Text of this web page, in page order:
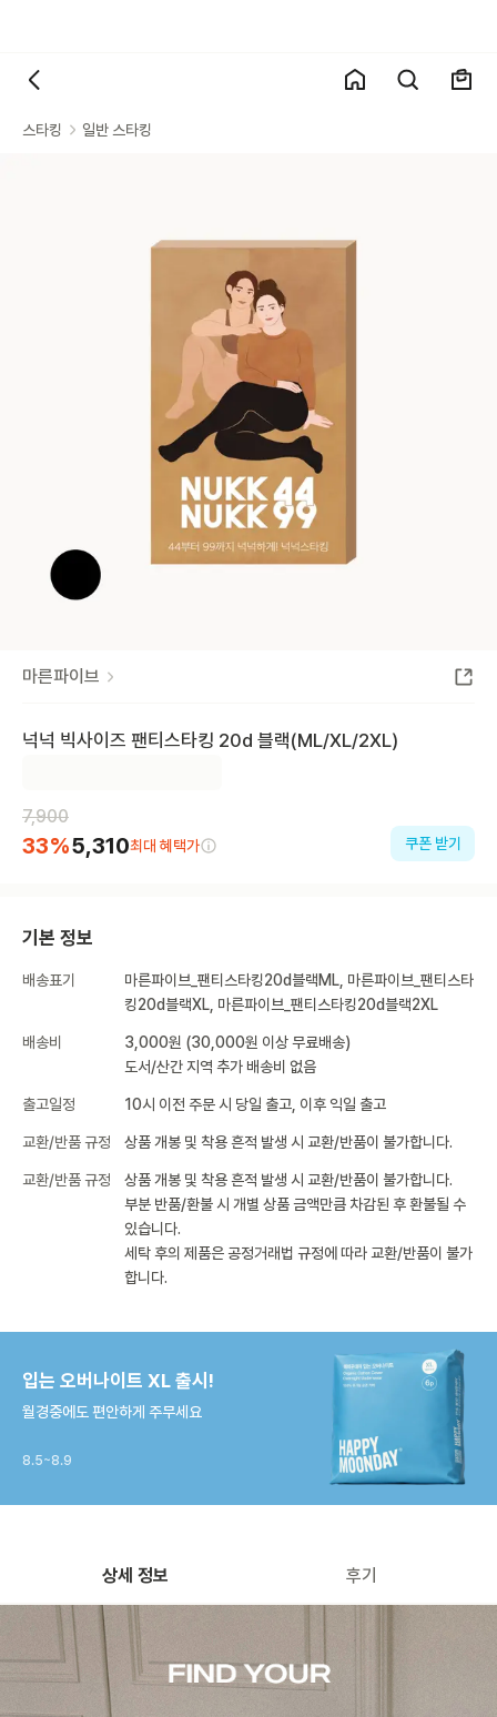
스타킹 일반 스타킹
마른파이브
넉넉 빅사이즈 팬티스타킹 20d 블랙(ML/XL/2XL)
7,900
33%5,310최대 혜택가 쿠폰 받기
기본 정보
배송표기
마른파이브_팬티스타킹20d블랙ML, 마른파이브_팬티스타
킹20d블랙XL, 마른파이브_팬티스타킹20d블랙2XL
배송비
3,000원 (30,000원 이상 무료배송)
도서/산간 지역 추가 배송비 없음
출고일정 10시 이전 주문 시 당일 출고, 이후 익일 출고
교환/반품 규정 상품 개봉 및 착용 흔적 발생 시 교환/반품이 불가합니다.
교환/반품 규정
상품 개봉 및 착용 흔적 발생 시 교환/반품이 불가합니다.
부분 반품/환불 시 개별 상품 금액만큼 차감된 후 환불될 수
있습니다.
세탁 후의 제품은 공정거래법 규정에 따라 교환/반품이 불가
합니다.
입는 오버나이트 XL 출시!
월경중에도 편안하게 주무세요
8.5~8.9
상세 정보 후기